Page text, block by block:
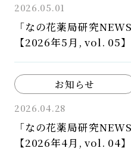
2026.05.01
「なの花薬局研究
【2026年5月, vol. 05】
お知らせ
2026.04.28
「なの花薬局研究
【2026年4月, vol. 04】